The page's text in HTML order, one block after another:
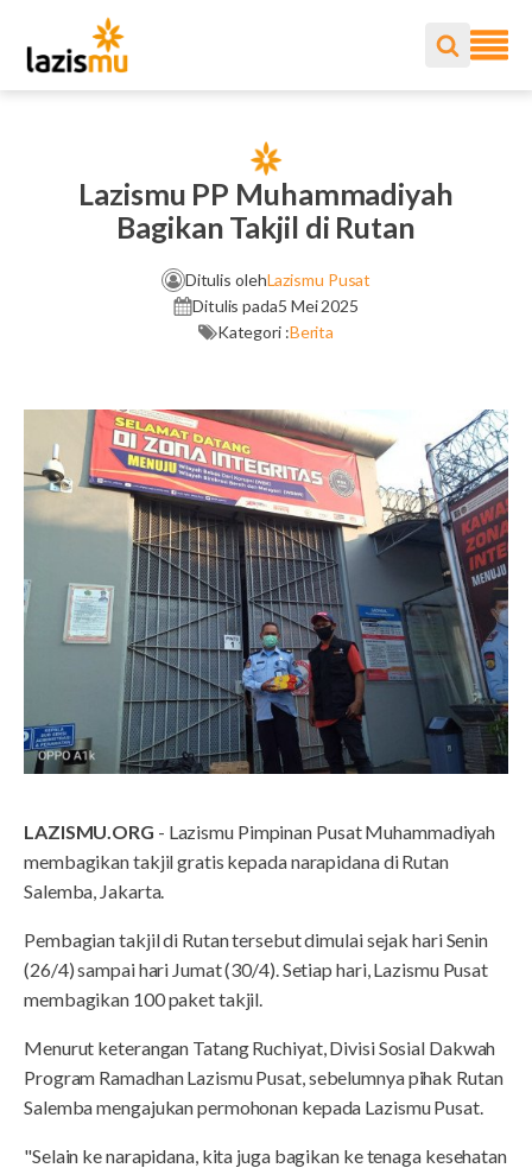
Lazismu PP Muhammadiyah
Bagikan Takjil di Rutan
Ditulis olehLazismu Pusat
Ditulis pada5 Mei 2025
Kategori :Berita
LAZISMU.ORG - Lazismu Pimpinan Pusat Muhammadiyah
membagikan takjil gratis kepada narapidana di Rutan
Salemba, Jakarta.
Pembagian takjil di Rutan tersebut dimulai sejak hari Senin
(26/4) sampai hari Jumat (30/4). Setiap hari, Lazismu Pusat
membagikan 100 paket takjil.
Menurut keterangan Tatang Ruchiyat, Divisi Sosial Dakwah
Program Ramadhan Lazismu Pusat, sebelumnya pihak Rutan
Salemba mengajukan permohonan kepada Lazismu Pusat.
"Selain ke narapidana, kita juga bagikan ke tenaga kesehatan